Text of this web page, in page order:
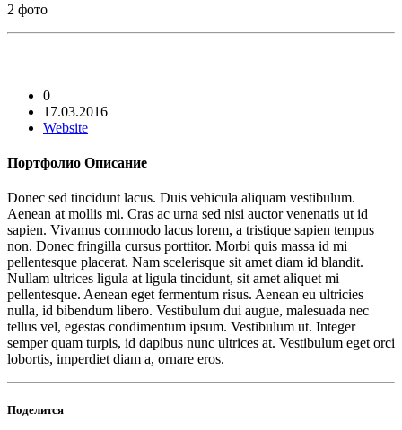
2 фото
0
17.03.2016
Website
Портфолио Описание
Donec sed tincidunt lacus. Duis vehicula aliquam vestibulum.
Aenean at mollis mi. Cras ac urna sed nisi auctor venenatis ut id
sapien. Vivamus commodo lacus lorem, a tristique sapien tempus
non. Donec fringilla cursus porttitor. Morbi quis massa id mi
pellentesque placerat. Nam scelerisque sit amet diam id blandit.
Nullam ultrices ligula at ligula tincidunt, sit amet aliquet mi
pellentesque. Aenean eget fermentum risus. Aenean eu ultricies
nulla, id bibendum libero. Vestibulum dui augue, malesuada nec
tellus vel, egestas condimentum ipsum. Vestibulum ut. Integer
semper quam turpis, id dapibus nunc ultrices at. Vestibulum eget orci
lobortis, imperdiet diam a, ornare eros.
Поделится